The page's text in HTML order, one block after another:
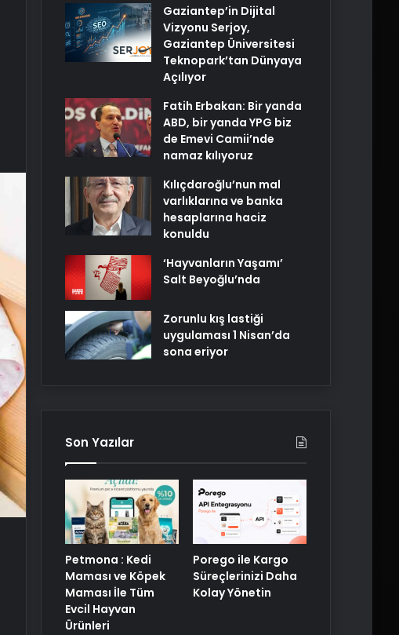
Gaziantep’in Dijital
Vizyonu Serjoy,
Gaziantep Üniversitesi
Teknopark’tan Dünyaya
Açılıyor
Fatih Erbakan: Bir yanda
ABD, bir yanda YPG biz
de Emevi Camii’nde
namaz kılıyoruz
Kılıçdaroğlu’nun mal
varlıklarına ve banka
hesaplarına haciz
konuldu
‘Hayvanların Yaşamı’
Salt Beyoğlu’nda
Zorunlu kış lastiği
uygulaması 1 Nisan’da
sona eriyor
Son Yazılar
Petmona : Kedi
Maması ve Köpek
Maması İle Tüm
Evcil Hayvan
Ürünleri
Porego ile Kargo
Süreçlerinizi Daha
Kolay Yönetin